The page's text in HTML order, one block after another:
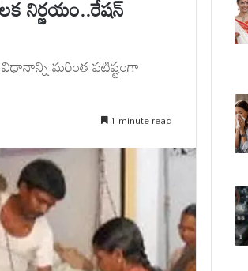
నిర్ణయం..రేషన్‌
మరింత పటిష్టంగా
1 minute read